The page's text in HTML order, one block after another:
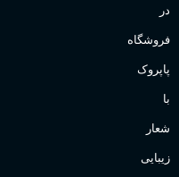
در
فروشگاه
پاپروک
با
شعار
زیبایی